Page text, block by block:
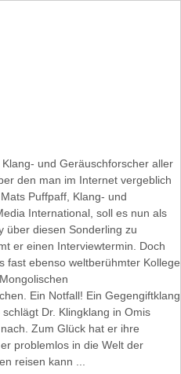
und Geräuschforscher aller
den man im Internet vergeblich
Puffpaff, Klang- und
International, soll es nun als
über diesen Sonderling zu
er einen Interviewtermin. Doch
fast ebenso weltberühmter Kollege
Ein Notfall! Ein Gegengiftklang
Dr. Klingklang in Omis
Zum Glück hat er ihre
problemlos in die Welt der
reisen kann ...